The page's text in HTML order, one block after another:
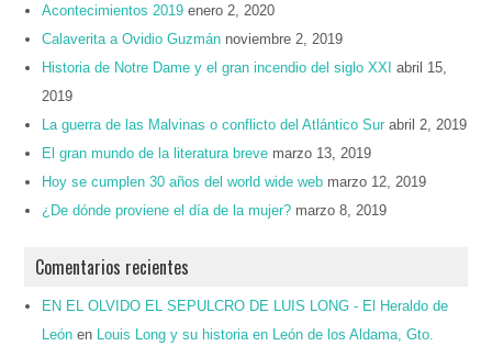
Acontecimientos 2019 enero 2, 2020
Calaverita a Ovidio Guzmán noviembre 2, 2019
Historia de Notre Dame y el gran incendio del siglo XXI
abril 15,
2019
La guerra de las Malvinas o conflicto del Atlántico Sur abril 2, 2019
El gran mundo de la literatura breve marzo 13, 2019
Hoy se cumplen 30 años del world wide web marzo 12, 2019
¿De dónde proviene el día de la mujer? marzo 8, 2019
Comentarios recientes
EN EL OLVIDO EL SEPULCRO DE LUIS LONG - El Heraldo de
León en
Louis Long y su historia en León de los Aldama, Gto.